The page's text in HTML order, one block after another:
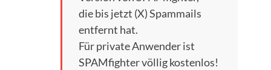
die bis jetzt (X) Spammails
entfernt hat.
Für private Anwender ist
SPAMfighter völlig kostenlos!